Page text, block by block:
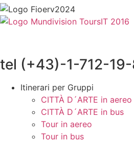
tel (+43)-1-712-
Itinerari per Gruppi
CITTÀ D´ARTE in aereo
CITTÀ D´ARTE in bus
Tour in aereo
Tour in bus